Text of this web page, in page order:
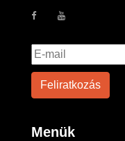
Menük